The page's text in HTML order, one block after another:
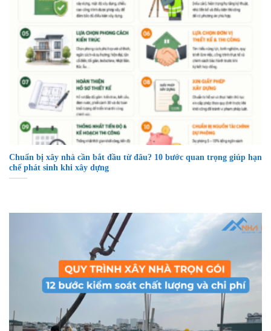
Chuẩn bị xây nhà cần bắt đầu từ đâu? 10 bước quan trọng giúp hạn
chế phát sinh khi xây dựng